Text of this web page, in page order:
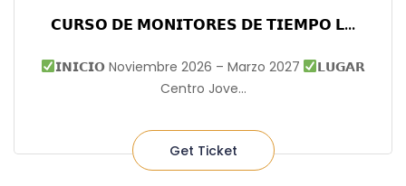
𝗖𝗨𝗥𝗦𝗢 𝗗𝗘 𝗠𝗢𝗡𝗜𝗧𝗢𝗥𝗘𝗦 𝗗𝗘 𝗧𝗜𝗘𝗠𝗣𝗢 𝗟...
𝗜𝗡𝗜𝗖𝗜𝗢 Noviembre 2026 – Marzo 2027
𝗟𝗨𝗚𝗔𝗥
Centro Jove...
Get Ticket